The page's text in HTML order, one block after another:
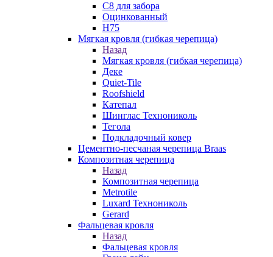
С8 для забора
Оцинкованный
Н75
Мягкая кровля (гибкая черепица)
Назад
Мягкая кровля (гибкая черепица)
Деке
Quiet-Tile
Roofshield
Катепал
Шинглас Технониколь
Тегола
Подкладочный ковер
Цементно-песчаная черепица Braas
Композитная черепица
Назад
Композитная черепица
Metrotile
Luxard Технониколь
Gerard
Фальцевая кровля
Назад
Фальцевая кровля